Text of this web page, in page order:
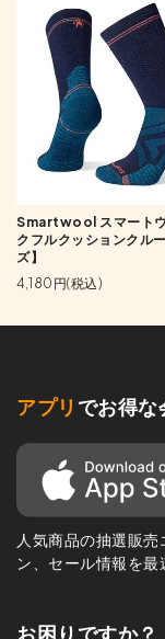
Smartwool スマート
クフルクッションクル
ズ】
4,180円(税込)
アプリ でお得な
人気商品の抽選販
ン、セール情報を最
お困りですか？